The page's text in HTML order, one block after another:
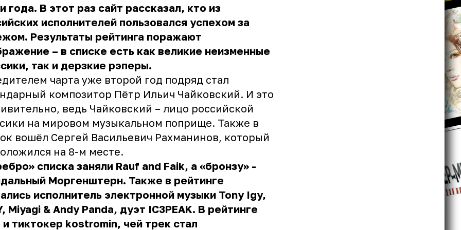
года. В этот раз сайт рассказал, кто из
исполнителей пользовался успехом за
Результаты рейтинга поражают
– в списке есть как великие неизменные
так и дерзкие рэперы.
чарта уже второй год подряд стал
композитор Пётр Ильич Чайковский. И это
ведь Чайковский – лицо российской
на мировом музыкальном поприще. Также в
вошёл Сергей Васильевич Рахманинов, который
на 8-м месте.
списка заняли Rauf and Faik, а «бронзу» -
Моргенштерн. Также в рейтинге
исполнитель электронной музыки Tony Igy,
Miyagi & Andy Panda, дуэт IC3PEAK. В рейтинге
и тиктокер kostromin, чей трек стал